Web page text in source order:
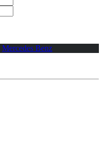
Mercedes Benz